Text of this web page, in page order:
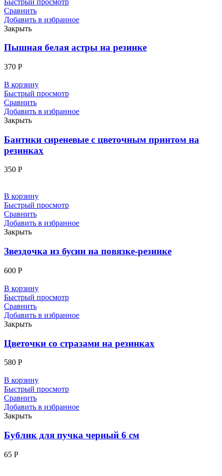
Сравнить
Добавить в избранное
Закрыть
Пышная белая астры на резинке
370 Р
В корзину
Быстрый просмотр
Сравнить
Добавить в избранное
Закрыть
Бантики сиреневые с цветочным принтом на
резинках
350 Р
В корзину
Быстрый просмотр
Сравнить
Добавить в избранное
Закрыть
Звездочка из бусин на повязке-резинке
600 Р
В корзину
Быстрый просмотр
Сравнить
Добавить в избранное
Закрыть
Цветочки со стразами на резинках
580 Р
В корзину
Быстрый просмотр
Сравнить
Добавить в избранное
Закрыть
Бублик для пучка черный 6 см
65 Р